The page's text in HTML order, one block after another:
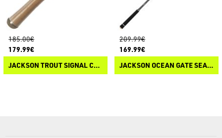
185.00€
179.99€
JACKSON TROUT SIGNAL CASTING
209.99€
169.99€
JACKSON OCEAN GATE SEABASS SPINNING